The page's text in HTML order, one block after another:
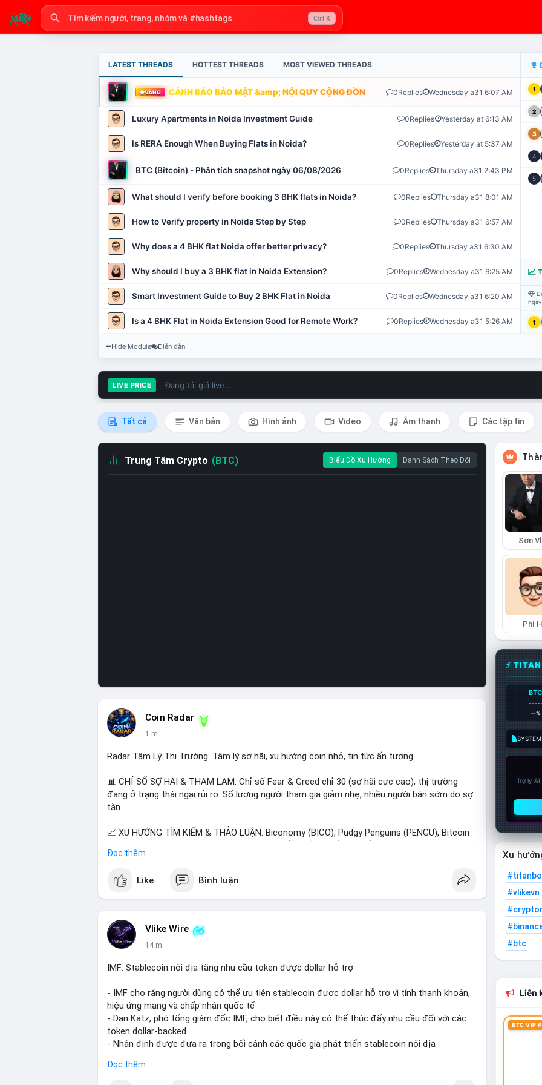
Ctrl K
LATEST THREADS HOTTEST THREADS MOST VIEWED THREADS
VÀNG CẢNH BÁO BẢO MẬT &amp; NỘI QUY CỘNG ĐỒNG VLIKE.VN: HỆ THỐNG GIÁM SÁT TỰ
0Replies Wednesday a31 6:07 AM
Luxury Apartments in Noida Investment Guide 0Replies Yesterday at 6:13 AM
Is RERA Enough When Buying Flats in Noida? 0Replies Yesterday at 5:37 AM
BTC (Bitcoin) - Phân tích snapshot ngày 06/08/2026 0Replies Thursday a31 2:43 PM
What should I verify before booking 3 BHK flats in Noida? 0Replies Thursday a31 8:01 AM
How to Verify property in Noida Step by Step 0Replies Thursday a31 6:57 AM
Why does a 4 BHK flat Noida offer better privacy? 0Replies Thursday a31 6:30 AM
Why should I buy a 3 BHK flat in Noida Extension? 0Replies Wednesday a31 6:25 AM
Smart Investment Guide to Buy 2 BHK Flat in Noida 0Replies Wednesday a31 6:20 AM
Is a 4 BHK Flat in Noida Extension Good for Remote Work? 0Replies Wednesday a31 5:26 AM
1
2
3
4
5
1
Hide Module Diễn đàn
LIVE PRICE Đang tải giá live...
Tất cả Văn bản Hình ảnh Video Âm thanh Các tập tin
Trung Tâm Crypto (BTC) Biểu Đồ Xu Hướng Danh Sách Theo Dõi
Coin Radar
1 m
Radar Tâm Lý Thị Trường: Tâm lý sợ hãi, xu hướng coin nhỏ, tin tức ấn tượng
📊 CHỈ SỐ SỢ HÃI & THAM LAM: Chỉ số Fear & Greed chỉ 30 (sợ hãi cực cao), thị trường
đang ở trạng thái ngại rủi ro. Số lượng người tham gia giảm nhẹ, nhiều người bán sớm do sợ
tàn.
📈 XU HƯỚNG TÌM KIẾM & THẢO LUẬN: Biconomy (BICO), Pudgy Penguins (PENGU), Bitcoin
AI (Hyperliquid) và ổn định (BSV) nổi bật.
💬 DÒNG CHẢY TIN TỨC & TRUYỀN THÔNG: Bàn tán trên Binance Square tập trung vào lệnh
kẹp, dự báo NVDA và Musk Starship 13. Telegram nhấn mạnh luật mới tại Brazil và tranh luận
💡 NHẬN ĐỊNH & KHUYẾN NGHỊ: Tâm lý ngắn hạn vẫn tiêu cực do sợ hãi, nhưng xu hướng
coin nhỏ và tin tức AI/NVIDA có thể tạo cơ hội mua sớm. Cần theo dõi sự thay đổi trong
Đọc thêm
Like Bình luận
Vlike Wire
14 m
IMF: Stablecoin nội địa tăng nhu cầu token được dollar hỗ trợ
- IMF cho rằng người dùng có thể ưu tiên stablecoin được dollar hỗ trợ vì tính thanh khoản,
hiệu ứng mạng và chấp nhận quốc tế
- Dan Katz, phó tổng giám đốc IMF, cho biết điều này có thể thúc đẩy nhu cầu đối với các
token dollar-backed
- Nhận định được đưa ra trong bối cảnh các quốc gia phát triển stablecoin nội địa
$btc $eth
Đọc thêm
Sơn
Phí
⚡
BTC
--%
Trợ lý
Xu
#vlikevn
#btc
Liên
BTC VIP